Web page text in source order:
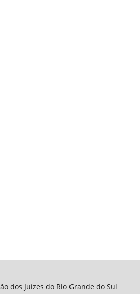
dos Juízes do Rio Grande do Sul